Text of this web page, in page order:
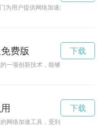
为用户提供网络加速服务的应用程
费版
一项创新技术，能够为人们带来更
下载
网络加速工具，受到了许多用户的
下载